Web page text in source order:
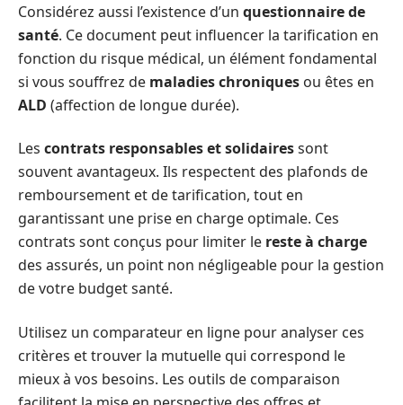
Considérez aussi l’existence d’un questionnaire de
santé. Ce document peut influencer la tarification en
fonction du risque médical, un élément fondamental
si vous souffrez de maladies chroniques ou êtes en
ALD (affection de longue durée).
Les contrats responsables et solidairessont
souvent avantageux. Ils respectent des plafonds de
remboursement et de tarification, tout en
garantissant une prise en charge optimale. Ces
contrats sont conçus pour limiter le reste à charge
des assurés, un point non négligeable pour la gestion
de votre budget santé.
Utilisez un comparateur en ligne pour analyser ces
critères et trouver la mutuelle qui correspond le
mieux à vos besoins. Les outils de comparaison